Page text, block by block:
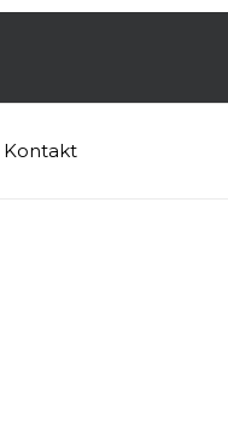
Kontakt